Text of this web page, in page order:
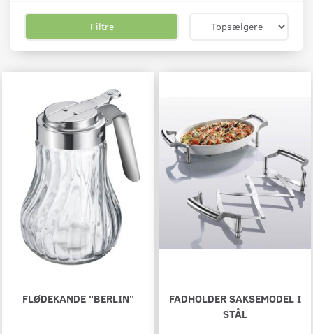
Filtre
FLØDEKANDE "BERLIN"
FADHOLDER SAKSEMODEL I
STÅL